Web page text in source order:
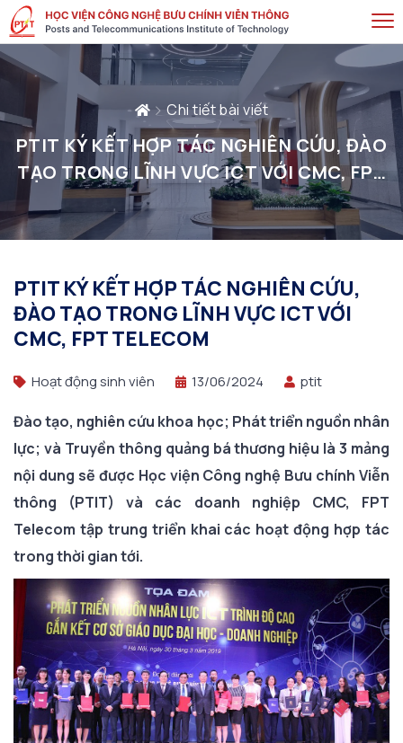
Chi tiết bài viết
PTIT KÝ KẾT HỢP TÁC NGHIÊN CỨU, ĐÀO
TẠO TRONG LĨNH VỰC ICT VỚI CMC, FPT
TELECOM
PTIT KÝ KẾT HỢP TÁC NGHIÊN CỨU,
ĐÀO TẠO TRONG LĨNH VỰC ICT VỚI
CMC, FPT TELECOM
Hoạt động sinh viên 13/06/2024 ptit
Đào tạo, nghiên cứu khoa học; Phát triển nguồn nhân
lực; và Truyền thông quảng bá thương hiệu là 3 mảng
nội dung sẽ được Học viện Công nghệ Bưu chính Viễn
thông (PTIT) và các doanh nghiệp CMC, FPT
Telecom tập trung triển khai các hoạt động hợp tác
trong thời gian tới.